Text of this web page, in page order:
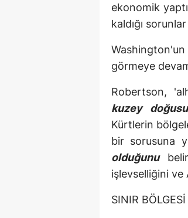
ekonomik
kaldığı
görmeye
Robertson,
kuzey
Kürtlerin
bir sorusuna
olduğunu
işlevselliğini ve
SINIR